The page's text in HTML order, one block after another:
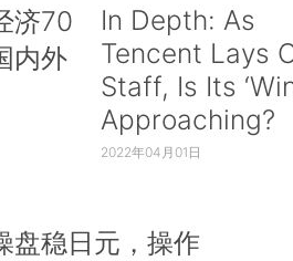
济70
内外
In Depth: As
Tencent Lays
Staff, Is Its
Approaching?
2022年04月01日
盘稳日元，操作